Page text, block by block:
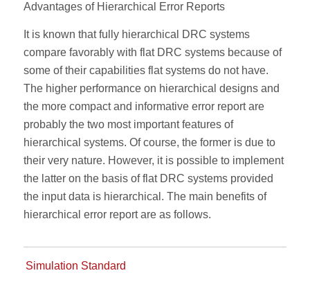
Advantages of Hierarchical Error Reports
It is known that fully hierarchical DRC systems
compare favorably with flat DRC systems because of
some of their capabilities flat systems do not have.
The higher performance on hierarchical designs and
the more compact and informative error report are
probably the two most important features of
hierarchical systems. Of course, the former is due to
their very nature. However, it is possible to implement
the latter on the basis of flat DRC systems provided
the input data is hierarchical. The main benefits of
hierarchical error report are as follows.
Simulation Standard